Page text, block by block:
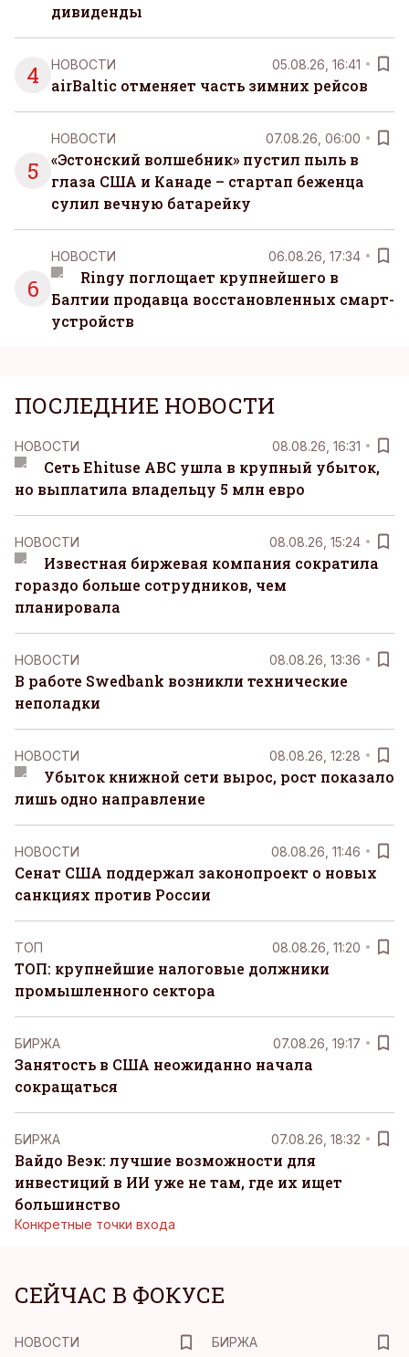
дивиденды
4 НОВОСТИ 05.08.26, 16:41
airBaltic отменяет часть зимних рейсов
5
НОВОСТИ 07.08.26, 06:00
«Эстонский волшебник» пустил пыль в
глаза США и Канаде – стартап беженца
сулил вечную батарейку
6
НОВОСТИ 06.08.26, 17:34
Ringy поглощает крупнейшего в
Балтии продавца восстановленных смарт-
устройств
ПОСЛЕДНИЕ НОВОСТИ
НОВОСТИ 08.08.26, 16:31
Сеть Ehituse ABC ушла в крупный убыток,
но выплатила владельцу 5 млн евро
НОВОСТИ 08.08.26, 15:24
Известная биржевая компания сократила
гораздо больше сотрудников, чем
планировала
НОВОСТИ 08.08.26, 13:36
В работе Swedbank возникли технические
неполадки
НОВОСТИ 08.08.26, 12:28
Убыток книжной сети вырос, рост показало
лишь одно направление
НОВОСТИ 08.08.26, 11:46
Сенат США поддержал законопроект о новых
санкциях против России
ТОП 08.08.26, 11:20
ТОП: крупнейшие налоговые должники
промышленного сектора
БИРЖА 07.08.26, 19:17
Занятость в США неожиданно начала
сокращаться
БИРЖА 07.08.26, 18:32
Вайдо Веэк: лучшие возможности для
инвестиций в ИИ уже не там, где их ищет
большинство
Конкретные точки входа
СЕЙЧАС В ФОКУСЕ
НОВОСТИ
БИРЖА